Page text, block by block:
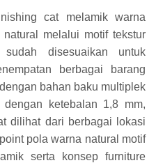
cat melamik warna
melalui motif tekstur
disesuaikan untuk
berbagai barang
bahan baku multiplek
ketebalan 1,8 mm,
dilihat dari berbagai lokasi
pola warna natural motif
serta konsep furniture